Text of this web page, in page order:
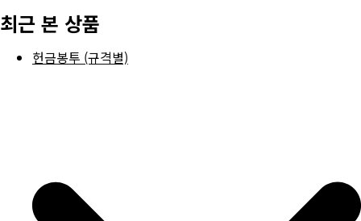
최근 본 상품
헌금봉투 (규격별)